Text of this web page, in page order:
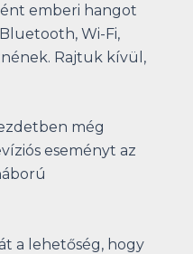
emberi hangot
Wi-Fi,
Rajtuk kívül,
még
eseményt az
a lehetőség, hogy